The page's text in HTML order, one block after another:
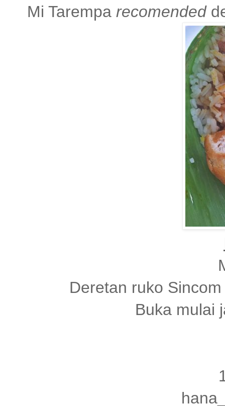
Mi Tarempa recomended
Deretan ruko
Buka mulai